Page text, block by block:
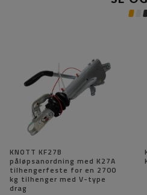
KNOTT KF27B
påløpsanordning med K27A
tilhengerfeste for en 2700
kg tilhenger med V-type
drag